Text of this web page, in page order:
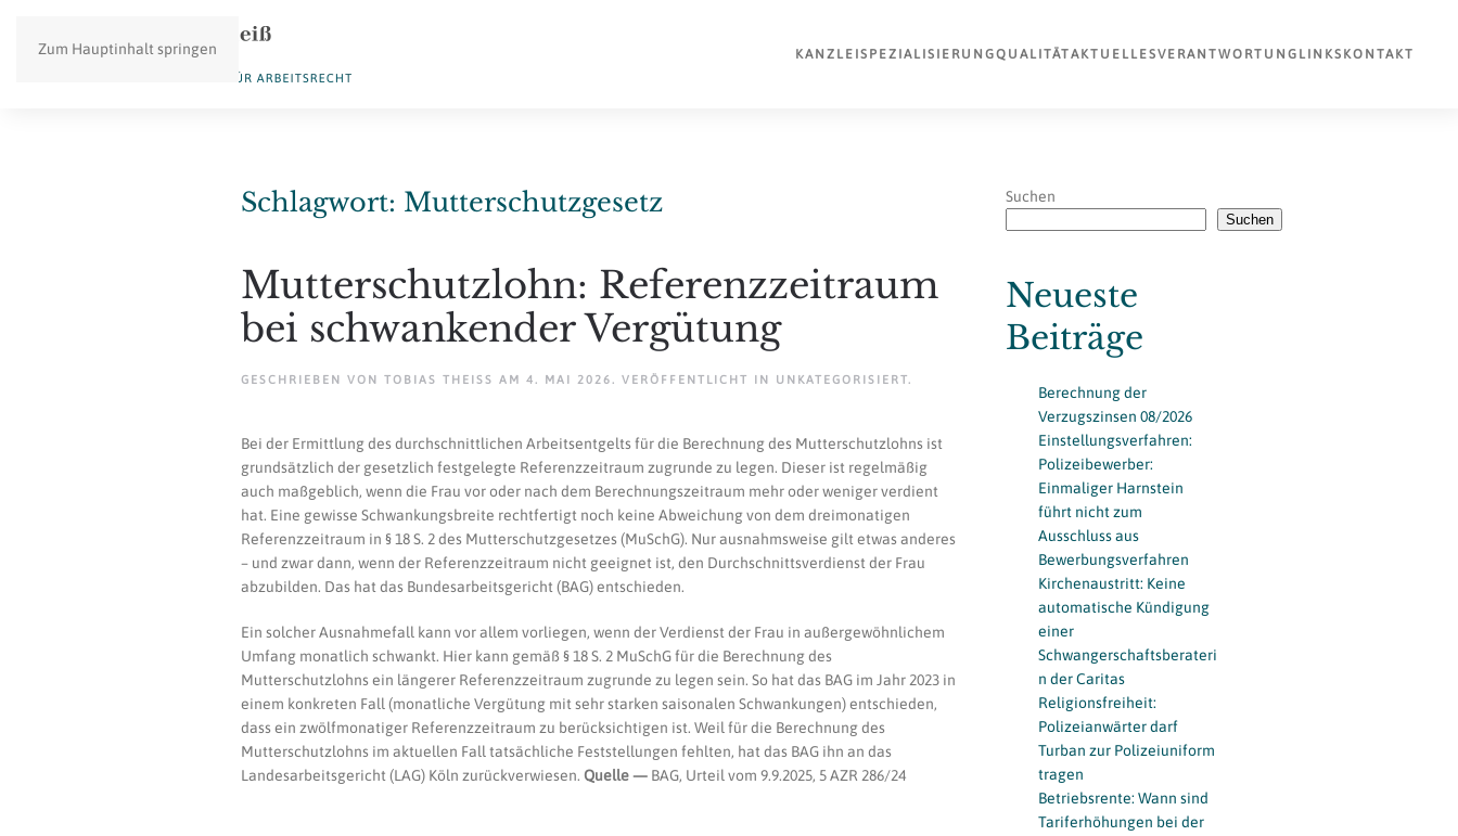
Zum Hauptinhalt springen KANZLEISPEZIALISIERUNGQUALITÄTAKTUELLESVERANTWORTUNG LINKS KONTAKT
Schlagwort: Mutterschutzgesetz
Mutterschutzlohn: Referenzzeitraum
bei schwankender Vergütung
GESCHRIEBEN VON TOBIAS THEISS AM 4. MAI 2026 . VERÖFFENTLICHT IN UNKATEGORISIERT.
Bei der Ermittlung des durchschnittlichen Arbeitsentgelts für die Berechnung des Mutterschutzlohns ist
grundsätzlich der gesetzlich festgelegte Referenzzeitraum zugrunde zu legen. Dieser ist regelmäßig
auch maßgeblich, wenn die Frau vor oder nach dem Berechnungszeitraum mehr oder weniger verdient
hat. Eine gewisse Schwankungsbreite rechtfertigt noch keine Abweichung von dem dreimonatigen
Referenzzeitraum in § 18 S. 2 des Mutterschutzgesetzes (MuSchG). Nur ausnahmsweise gilt etwas anderes
– und zwar dann, wenn der Referenzzeitraum nicht geeignet ist, den Durchschnittsverdienst der Frau
abzubilden. Das hat das Bundesarbeitsgericht (BAG) entschieden.
Ein solcher Ausnahmefall kann vor allem vorliegen, wenn der Verdienst der Frau in außergewöhnlichem
Umfang monatlich schwankt. Hier kann gemäß § 18 S. 2 MuSchG für die Berechnung des
Mutterschutzlohns ein längerer Referenzzeitraum zugrunde zu legen sein. So hat das BAG im Jahr 2023 in
einem konkreten Fall (monatliche Vergütung mit sehr starken saisonalen Schwankungen) entschieden,
dass ein zwölfmonatiger Referenzzeitraum zu berücksichtigen ist. Weil für die Berechnung des
Mutterschutzlohns im aktuellen Fall tatsächliche Feststellungen fehlten, hat das BAG ihn an das
Landesarbeitsgericht (LAG) Köln zurückverwiesen. Quelle — BAG, Urteil vom 9.9.2025, 5 AZR 286/24
Suchen
Suchen
Neueste
Beiträge
Berechnung der
Verzugszinsen 08/2026
Einstellungsverfahren:
Polizeibewerber:
Einmaliger Harnstein
führt nicht zum
Ausschluss aus
Bewerbungsverfahren
Kirchenaustritt: Keine
automatische Kündigung
einer
Schwangerschaftsberateri
n der Caritas
Religionsfreiheit:
Polizeianwärter darf
Turban zur Polizeiuniform
tragen
Betriebsrente: Wann sind
Tariferhöhungen bei der